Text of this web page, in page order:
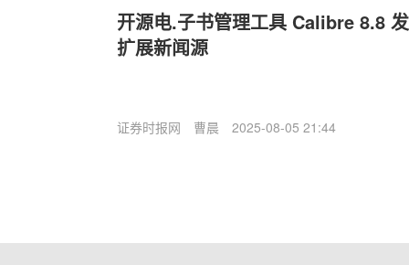
开源电.子书管理工具 Calibre 8.8
扩展新闻源
证券时报网 曹晨 2025-08-05 21:44